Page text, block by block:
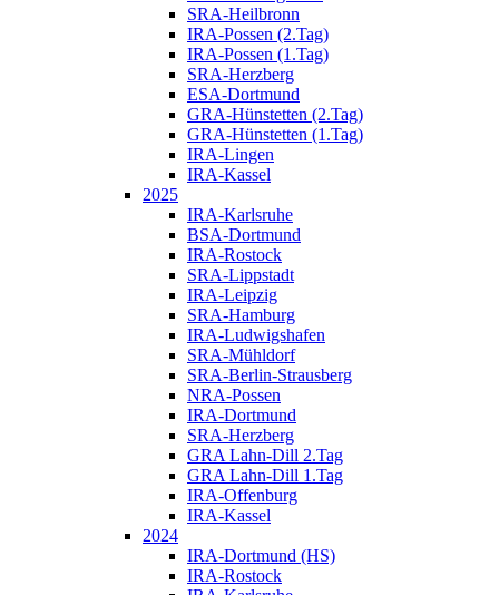
SRA-Heilbronn
IRA-Possen (2.Tag)
IRA-Possen (1.Tag)
SRA-Herzberg
ESA-Dortmund
GRA-Hünstetten (2.Tag)
GRA-Hünstetten (1.Tag)
IRA-Lingen
IRA-Kassel
2025
IRA-Karlsruhe
BSA-Dortmund
IRA-Rostock
SRA-Lippstadt
IRA-Leipzig
SRA-Hamburg
IRA-Ludwigshafen
SRA-Mühldorf
SRA-Berlin-Strausberg
NRA-Possen
IRA-Dortmund
SRA-Herzberg
GRA Lahn-Dill 2.Tag
GRA Lahn-Dill 1.Tag
IRA-Offenburg
IRA-Kassel
2024
IRA-Dortmund (HS)
IRA-Rostock